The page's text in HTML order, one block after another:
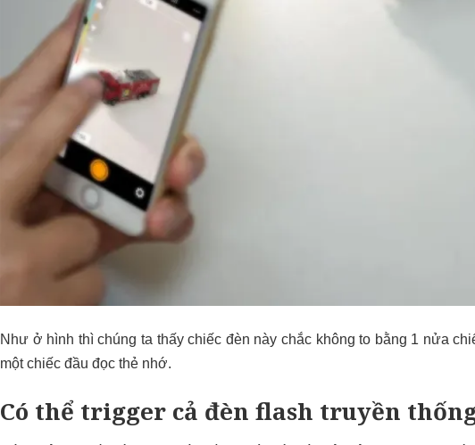
Như ở hình thì chúng ta thấy chiếc đèn này chắc không to bằng 1 nửa
một chiếc đầu đọc thẻ nhớ.
Có thể trigger cả đèn flash truyền